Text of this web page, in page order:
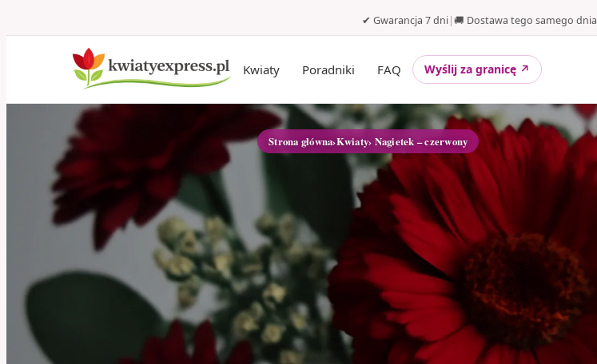
✔ Gwarancja 7 dni|🚚 Dostawa tego samego dnia
Kwiaty Poradniki FAQ Wyślij za granicę ↗
Strona główna›Kwiaty› Nagietek – czerwony